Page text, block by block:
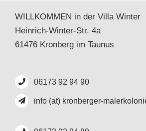
WILLKOMMEN in der Villa Winter
Heinrich-Winter-Str. 4a
61476 Kronberg im Taunus
06173 92 94 90
info (at) kronberger-